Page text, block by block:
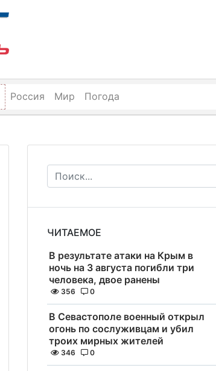
Россия Мир Погода
ЧИТАЕМОЕ
В результате атаки на Крым в
ночь на 3 августа погибли три
человека, двое ранены
356 0
В Севастополе военный открыл
огонь по сослуживцам и убил
троих мирных жителей
346 0